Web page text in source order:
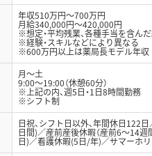
年収510万円～700万円
月給340,000円～420,000円
※想定・平均残業、各種手当を含ん
※経験・スキルなどにより異なる
※600万円以上は薬局長モデル年収
月～土
9:00～19:00（休憩60分）
※上記の内、週5日・1日8時間勤務
※シフト制
日祝、シフト日以外、年間休日122
日間)／産前産後休暇（産前6～14週
日)／看護休暇(5日/年)／サマーホ